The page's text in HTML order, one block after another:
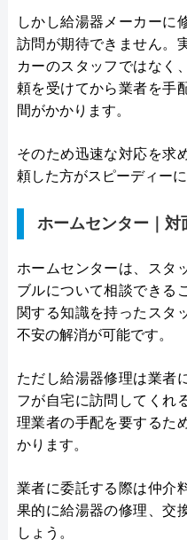
しかし給湯器メーカーに
訪問が期待できません。
カーのスタッフではなく
頼を受けてから業者を手
間がかかります。
そのため迅速な対応を求
頼した方がスピーディー
ホームセンター｜対
ホームセンターは、スタ
ブルについて相談できる
関する知識を持ったスタ
不安の解消が可能です。
ただし給湯器修理は業者
フが自宅に訪問してくれ
理業者の手配を要するた
かります。
業者に委託する際は仲介
果的に給湯器の修理、交
しょう。